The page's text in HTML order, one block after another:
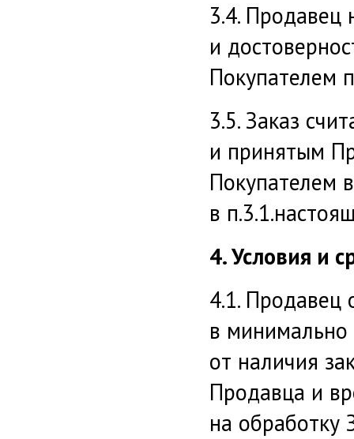
3.4. Продавец
и
Покупателем
3.5. Заказ
и принятым
Покупателем
в
4. Условия и
4.1. Продавец
в минимально
от наличия
Продавца и
на обработку